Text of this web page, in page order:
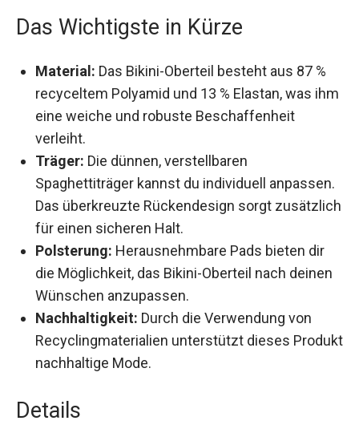
Das Wichtigste in Kürze
Material: Das Bikini-Oberteil besteht aus 87 %
recyceltem Polyamid und 13 % Elastan, was
ihm eine weiche und robuste Beschaffenheit
verleiht.
Träger: Die dünnen, verstellbaren
Spaghettiträger kannst du individuell
anpassen. Das überkreuzte Rückendesign
sorgt zusätzlich für einen sicheren Halt.
Polsterung: Herausnehmbare Pads bieten dir
die Möglichkeit, das Bikini-Oberteil nach
deinen Wünschen anzupassen.
Nachhaltigkeit: Durch die Verwendung von
Recyclingmaterialien unterstützt dieses
Produkt nachhaltige Mode.
Details